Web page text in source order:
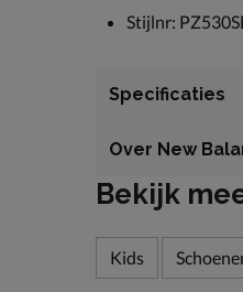
Stijlnr:
Specificaties
Over New
Bekijk
Kids